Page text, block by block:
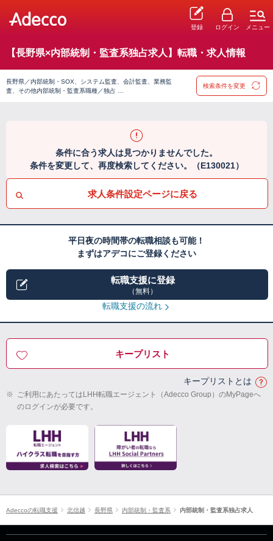
登録 ログイン メニュー
【長野県×内部統制・監査系独占求人】転職・求人情報
長野県／内部統制・SOX、システム監査、会計監査、業務監
査、その他内部統制・監査系職種／独占 …
検索条件を変更
条件に合う求人は見つかりませんでした。
条件を変更して、再度検索してください。（E130021）
求人条件設定ページに戻る
平日夜の時間帯の転職相談も可能！
まずはアデコにご登録ください
転職支援に登録
（無料）
転職支援の流れ
キープリスト
キープリストとは
※ ご利用にあたってはLHH転職エージェント（Adecco Group）のMyPageへ
のログインが必要です。
Adeccoの転職支援 北信越 長野県 内部統制・監査系 内部統制・監査系独占求人